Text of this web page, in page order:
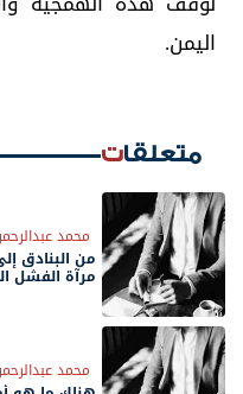
اليمن.
متعلقات
محمد
من البنادق
مرآة الفشل
محمد